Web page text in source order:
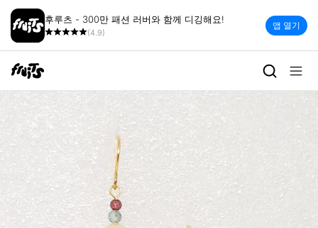
후루츠 - 300만 패션 러버와 함께 디깅해요!
(4.9)
앱 열기